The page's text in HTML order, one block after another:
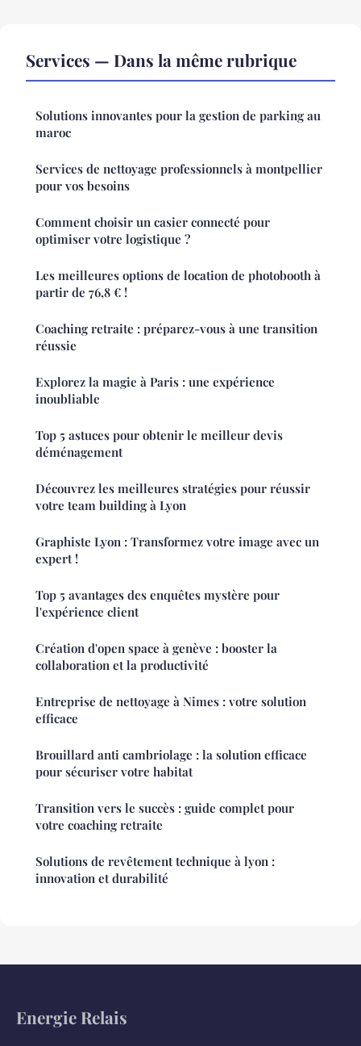
Services — Dans la même rubrique
Solutions innovantes pour la gestion de parking au
maroc
Services de nettoyage professionnels à montpellier
pour vos besoins
Comment choisir un casier connecté pour
optimiser votre logistique ?
Les meilleures options de location de photobooth à
partir de 76,8 € !
Coaching retraite : préparez-vous à une transition
réussie
Explorez la magie à Paris : une expérience
inoubliable
Top 5 astuces pour obtenir le meilleur devis
déménagement
Découvrez les meilleures stratégies pour réussir
votre team building à Lyon
Graphiste Lyon : Transformez votre image avec un
expert !
Top 5 avantages des enquêtes mystère pour
l'expérience client
Création d'open space à genève : booster la
collaboration et la productivité
Entreprise de nettoyage à Nimes : votre solution
efficace
Brouillard anti cambriolage : la solution efficace
pour sécuriser votre habitat
Transition vers le succès : guide complet pour
votre coaching retraite
Solutions de revêtement technique à lyon :
innovation et durabilité
Energie Relais